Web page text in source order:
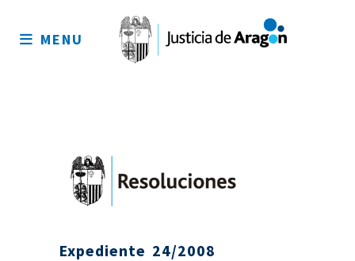
sitio
MENU
Expediente 24/2008